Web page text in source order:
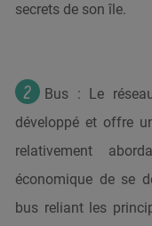
secrets de son île.
Bus : Le
développé et offre
relativement
économique de se
bus reliant les